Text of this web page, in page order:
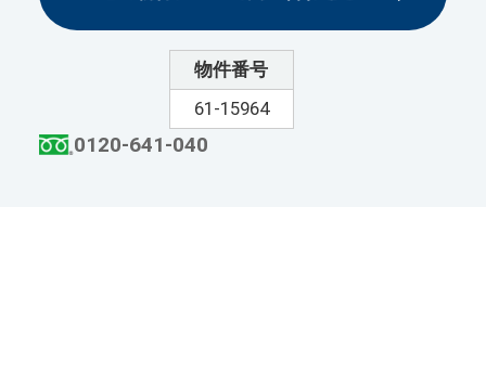
物件番号
61-15964
0120-641-040